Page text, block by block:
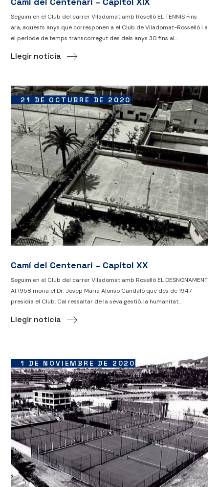
Seguim en el Club del carrer Viladomat amb Roselló EL TENNIS Fins
ara, aquests anys que corresponen a el Club de Viladomat-Rosselló i a
el període de temps transcorregut des dels anys 30 fins al...
Llegir notícia
21 DE OCTUBRE DE 2020
Camí del Centenari – Capítol XX
Seguim en el Club del carrer Viladomat amb Roselló EL DESNONAMENT
Al 1958 moria el Dr. Josep Maria Alonso Candaló que des de 1947
presidia el Club. Cal ressaltar de la seva gestió, la humanitat...
Llegir notícia
1 DE NOVIEMBRE DE 2020